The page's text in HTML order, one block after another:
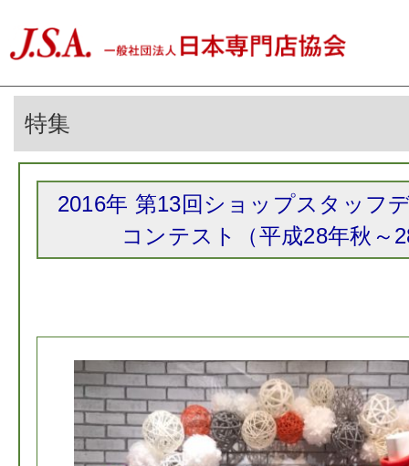
特集
2016年 第13回ショップスタッフ
コンテスト（平成28年秋～